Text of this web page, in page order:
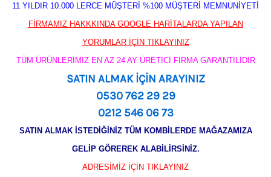
11 YILDIR 10.000 LERCE MÜŞTERİ %100 MÜŞTERİ MEMNUNİYETİ
FİRMAMIZ HAKKKINDA GOOGLE HARİTALARDA YAPILAN
YORUMLAR İÇİN TIKLAYINIZ
TÜM ÜRÜNLERİMİZ EN AZ 24 AY ÜRETİCİ FİRMA GARANTİLİDİR
SATIN ALMAK İÇİN ARAYINIZ
0530 762 29 29
0212 546 06 73
SATIN ALMAK İSTEDİĞİNİZ TÜM KOMBİLERDE MAĞAZAMIZA
GELİP GÖREREK ALABİLİRSİNİZ.
ADRESİMİZ İÇİN TIKLAYINIZ